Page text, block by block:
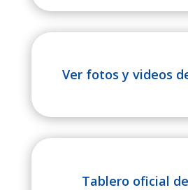
Ver fotos y videos
Tablero oficial